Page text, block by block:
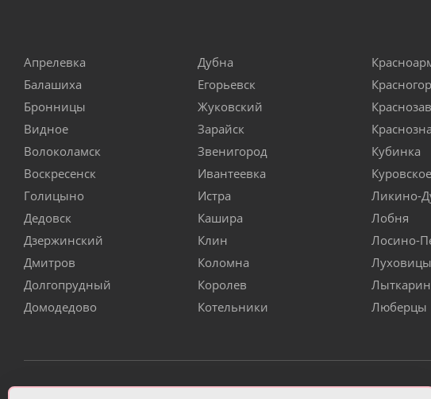
Апрелевка
Балашиха
Бронницы
Видное
Волоколамск
Воскресенск
Голицыно
Дедовск
Дзержинский
Дмитров
Долгопрудный
Домодедово
Дубна
Егорьевск
Жуковский
Зарайск
Звенигород
Ивантеевка
Истра
Кашира
Клин
Коломна
Королев
Котельники
Кубинка
Куровское
Ликино-
Лобня
Лосино-
Луховицы
Люберцы